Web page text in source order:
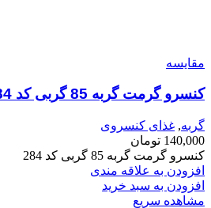
مقایسه
کنسرو گرمت گربه 85 گربی کد 284
گربه, غذای کنسروی
140,000 تومان
کنسرو گرمت گربه 85 گربی کد 284
افزودن به علاقه مندی
افزودن به سبد خرید
مشاهده سریع